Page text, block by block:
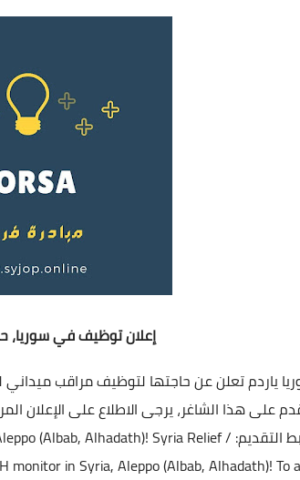
إعلان توظيف في سوريا،
ياردم تعلن عن حاجتها لتوظيف مراقب ميداني
على هذا الشاغر، يرجى الاطلاع على الإعلان
(Albab, Alhadath)! Syria Relief /
monitor in Syria, Aleppo (Albab, Alhadath)!